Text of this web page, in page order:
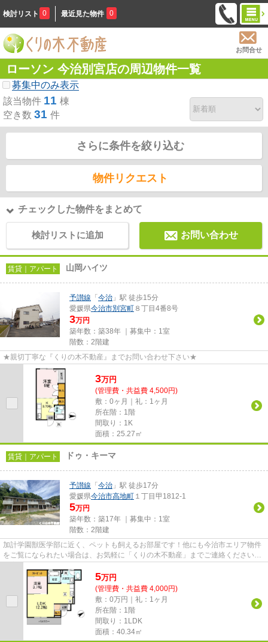
検討リスト 0 最近見た物件 0
お問合せ
ローソン 今治別宮店の周辺物件一覧
募集中のみ表示
該当物件 11 棟
空き数 31 件
さらに条件を絞り込む
物件リクエスト
チェックした物件をまとめて
検討リストに追加 お問い合わせ
賃貸｜アパート 山岡ハイツ
予讃線 「 今治 」駅 徒歩15分
愛媛県今治市別宮町 ８丁目4番8号
3万円
築年数：築38年 ｜募集中： 1室
階数：2階建
★親切丁寧な『くりの木不動産』までお問い合わせ下さい★
3万円
(管理費・共益費 4,500円)
敷：0ヶ月｜礼：1ヶ月
所在階：1階
間取り：1K
面積：25.27㎡
賃貸｜アパート ドゥ・キーマ
予讃線 「 今治 」駅 徒歩17分
愛媛県今治市高地町 １丁目甲1812-1
5万円
築年数：築17年 ｜募集中： 1室
階数：2階建
加計学園獣医学部に近く、ペットも飼えるお部屋です！他にも今治市エリア物件
をご覧になられたい場合は、お気軽に「くりの木不動産」までご連絡ください。
5万円
(管理費・共益費 4,000円)
敷：0万円｜礼：1ヶ月
所在階：1階
間取り：1LDK
面積：40.34㎡